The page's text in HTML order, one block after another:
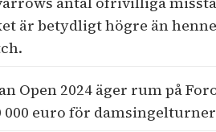
är betydligt högre än
Open 2024 äger rum på
000 euro för